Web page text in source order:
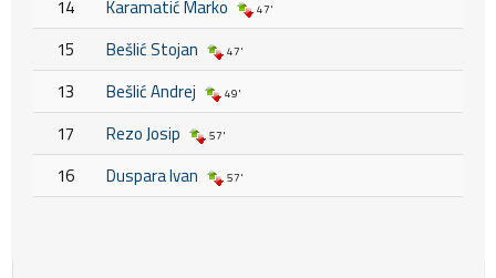
14 Karamatić Marko 47'
15 Bešlić Stojan 47'
13 Bešlić Andrej 49'
17 Rezo Josip 57'
16 Duspara Ivan 57'